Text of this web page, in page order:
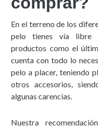
En el terreno de los
pelo tienes vía libre
productos como el
cuenta con todo lo
pelo a placer, teniendo
otros accesorios,
algunas carencias.
Nuestra